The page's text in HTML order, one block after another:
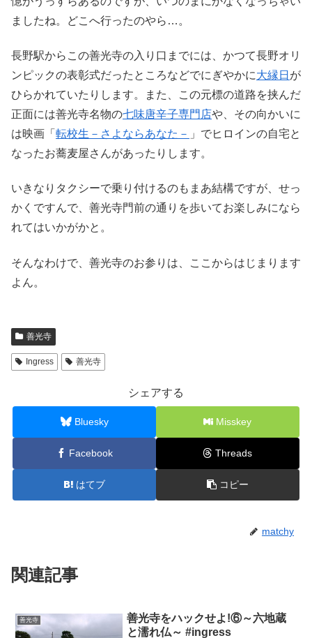
ましたね。どこへ行ったのやら…。
長野駅からこの善光寺の入り口までには、かつて長野オリ
ンピックの表彰式だったところなどでにぎやかに大縁日 が
ひらかれていたりします。また、この元標の道路を挟んだ
正面には善光寺名物の七味唐辛子専門店や、その向かいに
は映画「 転校生－さよならあなた－ 」でヒロインの自宅と
なったお蕎麦屋さんがあったりします。
いきなりタクシーで乗り付けるのもまあ結構ですが、せっ
かくですんで、善光寺門前の通りを歩いてお楽しみになら
れてはいかがかと。
そんなわけで、善光寺のお参りは、ここからはじまります
よん。
善光寺
Ingress 善光寺
シェアする
Bluesky Misskey
Facebook Threads
はてブ コピー
matchy
関連記事
善光寺
善光寺をハックせよ!⑥～六地蔵
と濡れ仏～ #ingress